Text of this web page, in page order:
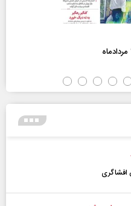
افشاگری